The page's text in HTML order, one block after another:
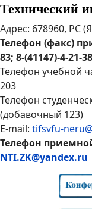
Технический
Адрес: 678960, РС
Телефон (факс)
83; 8-(41147)-4-21-
Телефон учебной
203
Телефон
(добавочный 123)
E-mail: tifsvfu-
Телефон
NTI.ZK@yandex.ru